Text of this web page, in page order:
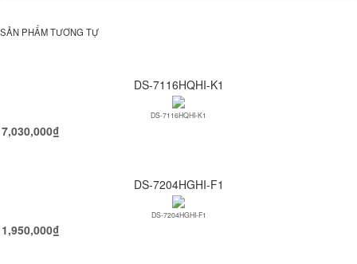
SẢN PHẨM TƯƠNG TỰ
DS-7116HQHI-K1
DS-7116HQHI-K1
7,030,000₫
DS-7204HGHI-F1
DS-7204HGHI-F1
1,950,000₫